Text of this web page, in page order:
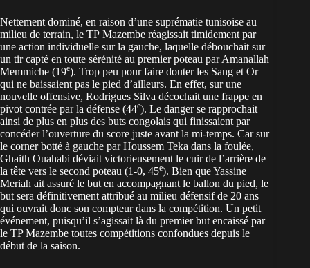
Nettement dominé, en raison d’une suprématie tunisoise au
milieu de terrain, le TP Mazembe réagissait timidement par
une action individuelle sur la gauche, laquelle débouchait sur
un tir capté en toute sérénité au premier poteau par Amanallah
Memmiche (19e). Trop peu pour faire douter les Sang et Or
qui ne baissaient pas le pied d’ailleurs. En effet, sur une
nouvelle offensive, Rodrigues Silva décochait une frappe en
pivot contrée par la défense (44e). Le danger se rapprochait
ainsi de plus en plus des buts congolais qui finissaient par
concéder l’ouverture du score juste avant la mi-temps. Car sur
le corner botté à gauche par Houssem Teka dans la foulée,
Ghaith Ouahabi déviait victorieusement le cuir de l’arrière de
la tête vers le second poteau (1-0, 45e). Bien que Yassine
Meriah ait assuré le but en accompagnant le ballon du pied, le
but sera définitivement attribué au milieu défensif de 20 ans
qui ouvrait donc son compteur dans la compétition. Un petit
événement, puisqu’il s’agissait là du premier but encaissé par
le TP Mazembe toutes compétitions confondues depuis le
début de la saison.